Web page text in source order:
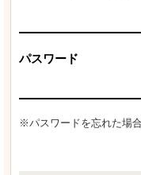
パスワード
※パスワードを忘れた場